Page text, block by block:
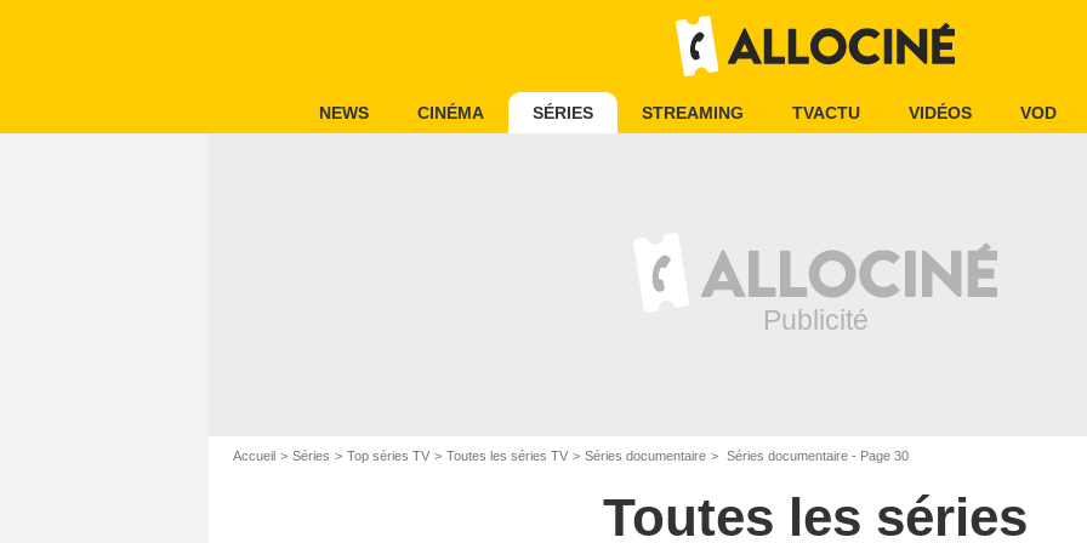
NEWS CINÉMA SÉRIES STREAMING TVACTU VIDÉOS VOD
Accueil Séries Top séries TV Toutes les séries TV Séries documentaire Séries documentaire - Page 30
Toutes les séries